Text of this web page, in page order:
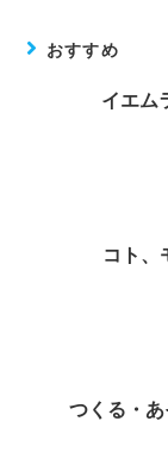
おすすめ
イエム
コト
つくる・